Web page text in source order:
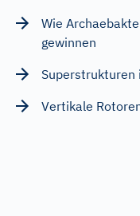
Wie
gewinnen
Superstrukturen
Vertikale